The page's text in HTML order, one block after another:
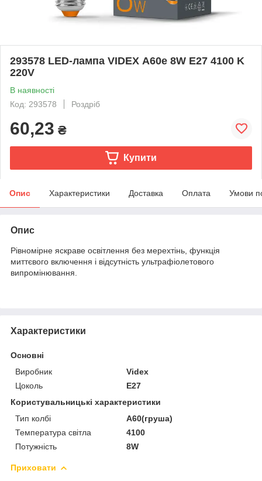
293578 LED-лампа VIDEX А60e 8W E27 4100 K
220V
В наявності
Код: 293578
Роздріб
60,23 ₴
Купити
Опис Характеристики Доставка Оплата Умови
Опис
Рівномірне яскраве освітлення без мерехтінь, функція
миттєвого включення і відсутність ультрафіолетового
випромінювання.
Характеристики
Основні
Виробник
Videx
Цоколь
E27
Користувальницькі характеристики
Тип колбі
A60(груша)
Температура світла
4100
Потужність
8W
Приховати